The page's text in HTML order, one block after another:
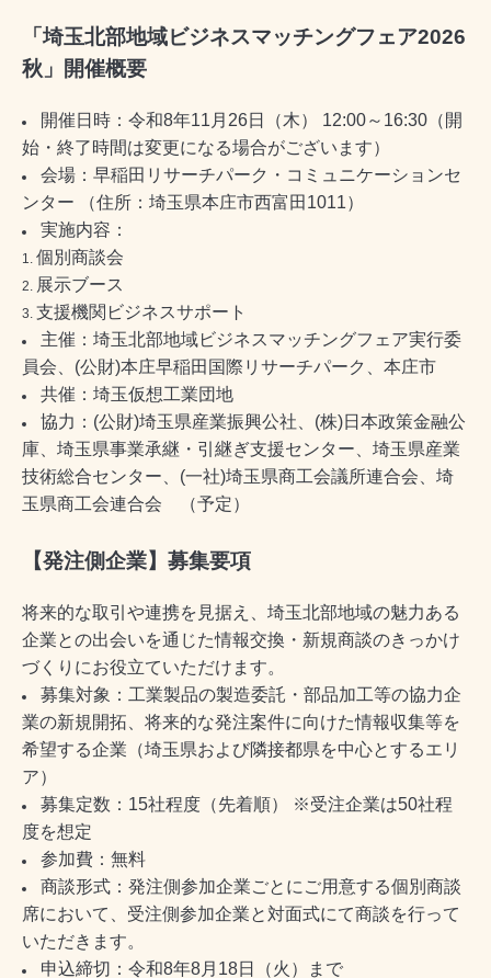
「埼玉北部地域ビジネスマッチングフェア2026
秋」開催概要
開催日時：令和8年11月26日（木） 12:00～16:30（開
始・終了時間は変更になる場合がございます）
会場：早稲田リサーチパーク・コミュニケーションセ
ンター （住所：埼玉県本庄市西富田1011）
実施内容：
個別商談会
展示ブース
支援機関ビジネスサポート
主催：埼玉北部地域ビジネスマッチングフェア実行委
員会、(公財)本庄早稲田国際リサーチパーク、本庄市
共催：埼玉仮想工業団地
協力：(公財)埼玉県産業振興公社、(株)日本政策金融公
庫、埼玉県事業承継・引継ぎ支援センター、埼玉県産業
技術総合センター、(一社)埼玉県商工会議所連合会、埼
玉県商工会連合会 （予定）
【発注側企業】募集要項
将来的な取引や連携を見据え、埼玉北部地域の魅力ある
企業との出会いを通じた情報交換・新規商談のきっかけ
づくりにお役立ていただけます。
募集対象：工業製品の製造委託・部品加工等の協力企
業の新規開拓、将来的な発注案件に向けた情報収集等を
希望する企業（埼玉県および隣接都県を中心とするエリ
ア）
募集定数：15社程度（先着順） ※受注企業は50社程
度を想定
参加費：無料
商談形式：発注側参加企業ごとにご用意する個別商談
席において、受注側参加企業と対面式にて商談を行って
いただきます。
申込締切：令和8年8月18日（火）まで